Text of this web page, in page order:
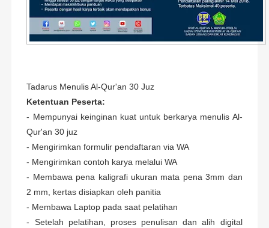
Tadarus Menulis Al-Qur'an 30 Juz
Ketentuan Peserta:
- Mempunyai keinginan kuat untuk berkarya menulis Al-
Qur'an 30 juz
- Mengirimkan formulir pendaftaran via WA
- Mengirimkan contoh karya melalui WA
- Membawa pena kaligrafi ukuran mata pena 3mm dan
2 mm, kertas disiapkan oleh panitia
- Membawa Laptop pada saat pelatihan
- Setelah pelatihan, proses penulisan dan alih digital